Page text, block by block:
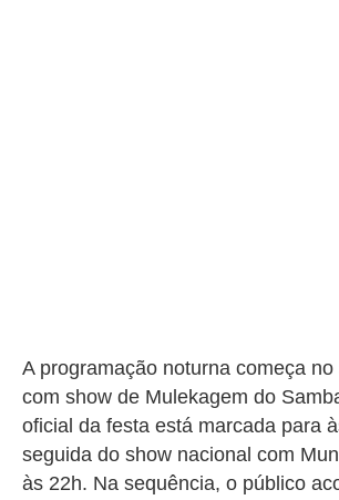
A programação noturna começa
com show de Mulekagem do
oficial da festa está marcada para
seguida do show nacional com
às 22h. Na sequência, o público